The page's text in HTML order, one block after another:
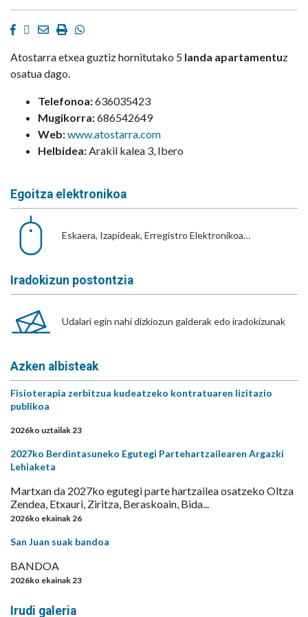
Facebook
Twitter
EmailImprimirWhatsapp
Atostarra etxea guztiz hornitutako 5 landa apartamentuz
osatua dago.
Telefonoa:636035423
Mugikorra:686542649
Web:www.atostarra.com
Helbidea:Arakil kalea 3, Ibero
Egoitza elektronikoa
Eskaera, Izapideak, Erregistro Elektronikoa…
Iradokizun postontzia
Udalari egin nahi dizkiozun galderak edo iradokizunak
Azken albisteak
Fisioterapia zerbitzua kudeatzeko kontratuaren lizitazio
publikoa
2026ko uztailak 23
2027ko Berdintasuneko Egutegi Partehartzailearen Argazki
Lehiaketa
Martxan da 2027ko egutegi parte hartzailea osatzeko Oltza
Zendea, Etxauri, Ziritza, Beraskoain, Bida...
2026ko ekainak 26
San Juan suak bandoa
BANDOA
2026ko ekainak 23
Irudi galeria